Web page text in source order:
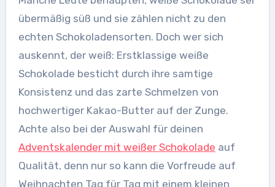
übermäßig süß und sie zählen nicht zu den
echten Schokoladensorten. Doch wer sich
auskennt, der weiß: Erstklassige weiße
Schokolade besticht durch ihre samtige
Konsistenz und das zarte Schmelzen von
hochwertiger Kakao-Butter auf der Zunge.
Achte also bei der Auswahl für deinen
Adventskalender mit weißer Schokolade auf
Qualität, denn nur so kann die Vorfreude auf
Weihnachten Tag für Tag mit einem kleinen